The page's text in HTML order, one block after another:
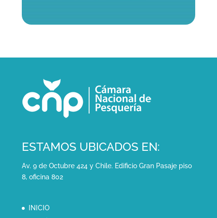
ESTAMOS UBICADOS EN:
Av. 9 de Octubre 424 y Chile. Edificio Gran Pasaje piso
8, oficina 802
INICIO